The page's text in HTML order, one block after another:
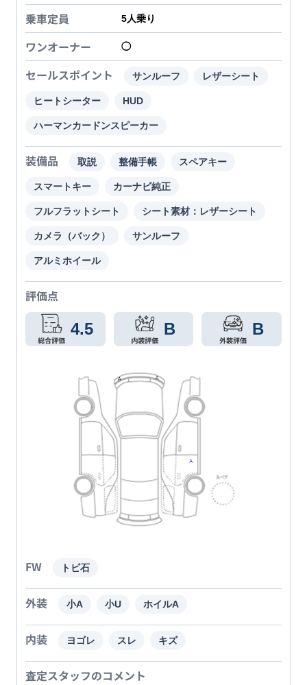
乗車定員 5人乗り
ワンオーナー ◯
セールスポイント サンルーフ レザーシート
ヒートシーター HUD
ハーマンカードンスピーカー
装備品 取説 整備手帳 スペアキー
スマートキー カーナビ純正
フルフラットシート シート素材：レザーシート
カメラ（バック） サンルーフ
アルミホイール
評価点
4.5 B B
FW トビ石
外装 小A 小U ホイルA
内装 ヨゴレ スレ キズ
査定スタッフのコメント